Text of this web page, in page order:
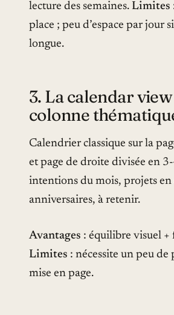
lecture des semaines. Limites
place ; peu d’espace par jour
longue.
3. La calendar
colonne
Calendrier classique sur la
et page de droite divisée en
intentions du mois, projets en
anniversaires, à retenir.
Avantages : équilibre visuel
Limites : nécessite un peu
mise en page.